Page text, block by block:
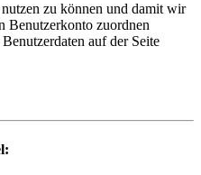
zu können und damit wir
Benutzerkonto zuordnen
auf der Seite